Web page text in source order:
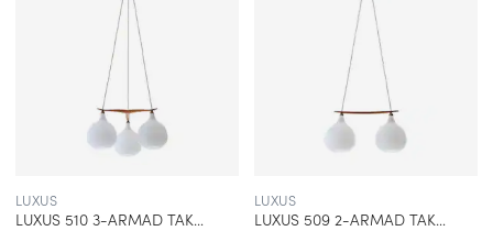
LUXUS
LUXUS 510 3-ARMAD TAKLAMPA EK
LUXUS
LUXUS 509 2-ARMAD TAKLAMPA EK